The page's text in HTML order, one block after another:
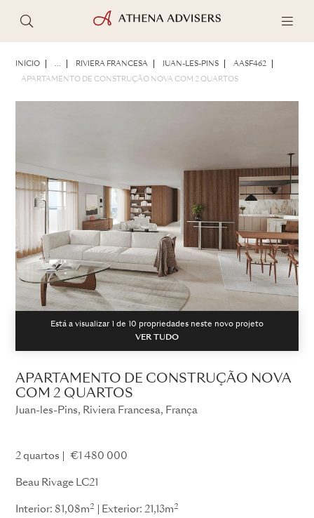
INÍCIO ... RIVIERA FRANCESA JUAN-LES-PINS AASF462
APARTAMENTO DE CONSTRUÇÃO NOVA COM 2 QUARTOS
Está a visualizar 1 de 10 propriedades neste novo projeto
VER TUDO
APARTAMENTO DE CONSTRUÇÃO NOVA
COM 2 QUARTOS
Juan-les-Pins, Riviera Francesa, França
2 quartos €1 480 000
Beau Rivage LC21
Interior: 81,08m2 Exterior: 21,13m2